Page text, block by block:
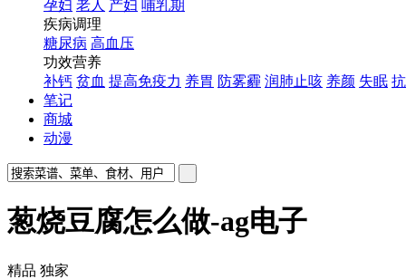
孕妇 老人 产妇 哺乳期
疾病调理
糖尿病 高血压
功效营养
补钙 贫血 提高免疫力 养胃 防雾霾 润肺止咳 养颜 失眠
笔记
商城
动漫
葱烧豆腐怎么做-ag电子
精品 独家